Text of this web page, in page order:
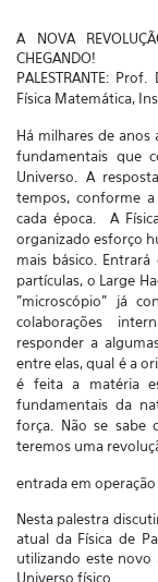
A NOVA
CHEGANDO!
PALESTRANTE:
Física Matemática,
Há milhares de
fundamentais que
Universo. A
tempos, conforme
cada época. A
organizado esforço
mais básico.
partículas, o Large
"microscópio" já
colaborações
responder a
entre elas, qual é a
é feita a matéria
fundamentais da
força. Não se sabe
teremos uma
entrada em operação
Nesta palestra
atual da Física de
utilizando este novo
Universo físico.